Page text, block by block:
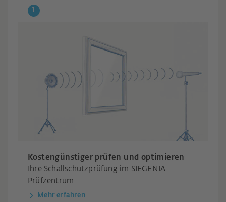
Kostengünstiger prüfen und optimieren
Ihre Schallschutzprüfung im SIEGENIA
Prüfzentrum
Mehr erfahren